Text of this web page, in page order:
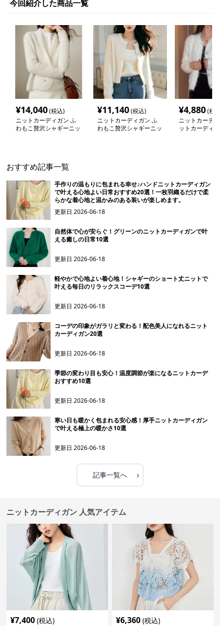
今回紹介した商品一覧
¥14,040(税込)
ニットカーディガン ふ
わもこ贅沢シャギーニッ
¥11,140(税込)
ニットカーディガン ふ
わもこ贅沢シャギーニッ
¥4,880(税
ニットカーデ
ットカーディ
おすすめ記事一覧
手作りの温もりに包まれる幸せ♪ハンドニットカーディガン
で叶える心地よい日常おすすめ20選！一枚羽織るだけで柔
らかな着心地と温かみのある装いが楽しめます。
更新日2026-06-18
自然体で心が安らぐ！グリーンのニットカーディガンで叶
える癒しの日常10選
更新日2026-06-18
軽やかで心地よい着心地！シャギーのショート丈ニットで
叶える毎日のリラックスコーデ10選
更新日2026-06-18
コーデの印象がガラリと変わる！配色美人になれるニット
カーディガン20選
更新日2026-06-18
季節の変わり目も安心！温度調節が楽になるニットカーデ
おすすめ10選
更新日2026-06-18
寒い日も暖かく包まれる安心感！厚手ニットカーディガン
で叶える極上の暖かさ10選
更新日2026-06-18
記事一覧へ ›
ニットカーディガン 人気アイテム
¥7,400 (税込) ¥6,360 (税込)